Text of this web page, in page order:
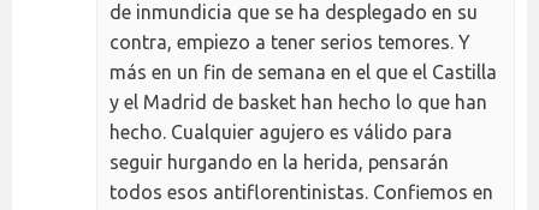
de inmundicia que se ha desplegado en su
contra, empiezo a tener serios temores. Y
más en un fin de semana en el que el Castilla
y el Madrid de basket han hecho lo que han
hecho. Cualquier agujero es válido para
seguir hurgando en la herida, pensarán
todos esos antiflorentinistas. Confiemos en